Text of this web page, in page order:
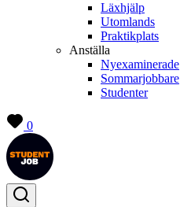
Läxhjälp
Utomlands
Praktikplats
Anställa
Nyexaminerade
Sommarjobbare
Studenter
0